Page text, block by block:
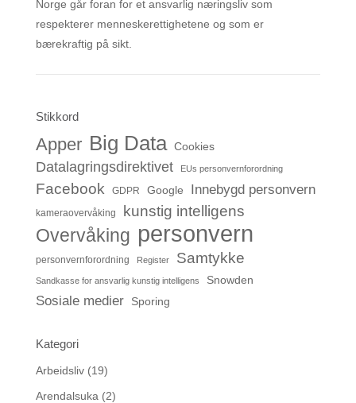
Norge går foran for et ansvarlig næringsliv som
respekterer menneskerettighetene og som er
bærekraftig på sikt.
Stikkord
Apper Big Data Cookies
Datalagringsdirektivet EUs personvernforordning
Facebook GDPR Google Innebygd personvern
kameraovervåking kunstig intelligens
Overvåking personvern
personvernforordning Register Samtykke
Sandkasse for ansvarlig kunstig intelligens Snowden
Sosiale medier Sporing
Kategori
Arbeidsliv(19)
Arendalsuka (2)